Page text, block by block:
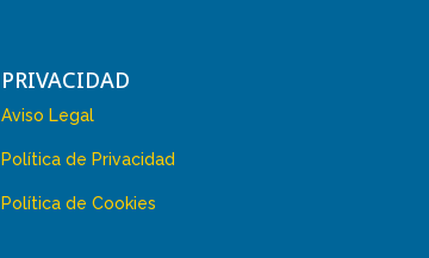
PRIVACIDAD
Aviso Legal
Política de Privacidad
Política de Cookies